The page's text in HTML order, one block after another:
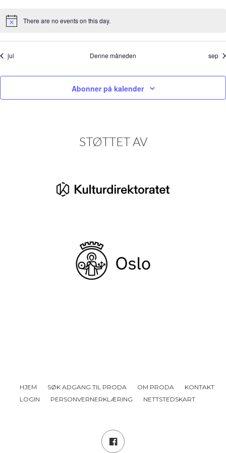
MerknadThere are no events on this day.
jul Denne måneden sep
Abonner på kalender
STØTTET AV
HJEM SØK ADGANG TIL PRODA OM PRODA
KONTAKT
LOGIN
PERSONVERNERKLÆRING NETTSTEDSKART